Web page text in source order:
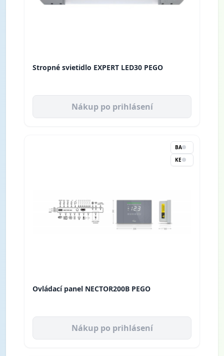
Stropné svietidlo EXPERT LED30 PEGO
Nákup po prihlásení
BA
KE
Ovládací panel NECTOR200B PEGO
Nákup po prihlásení